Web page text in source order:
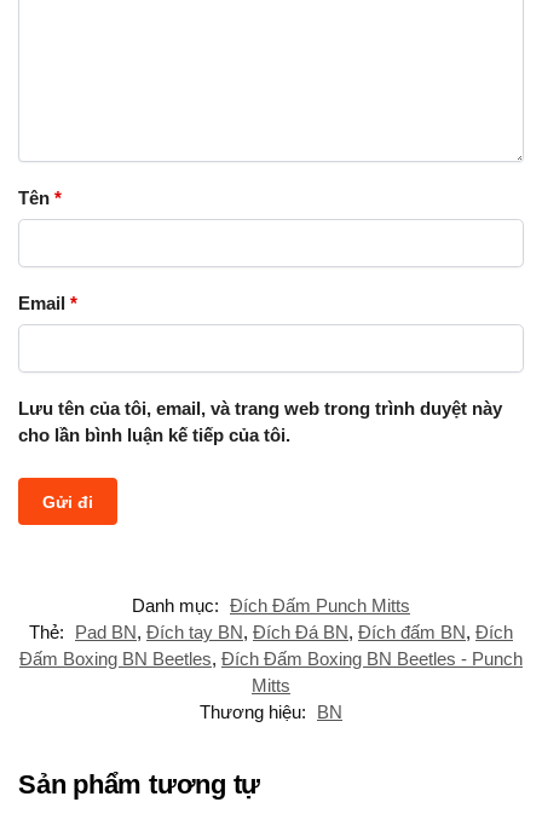
Tên *
Email *
Lưu tên của tôi, email, và trang web trong trình duyệt này
cho lần bình luận kế tiếp của tôi.
Danh mục: Đích Đấm Punch Mitts
Thẻ:
Pad BN, Đích tay BN, Đích Đá BN, Đích đấm BN, Đích
Đấm Boxing BN Beetles, Đích Đấm Boxing BN Beetles - Punch
Mitts
Thương hiệu:
BN
Sản phẩm tương tự